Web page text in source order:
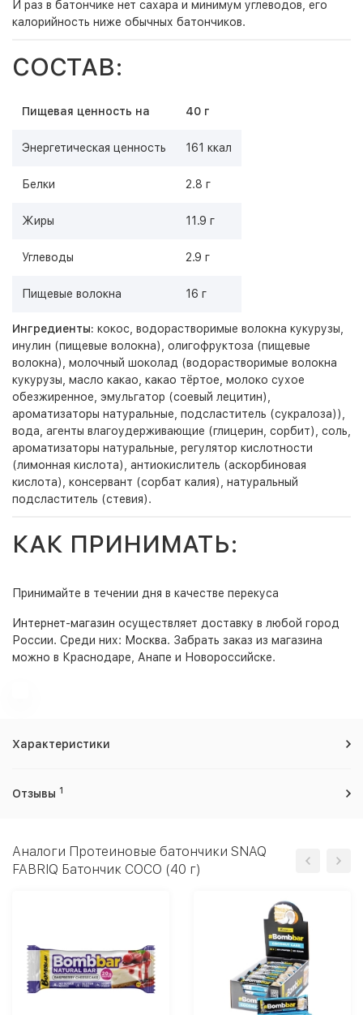
И раз в батончике нет сахара и минимум углеводов, его
калорийность ниже обычных батончиков.
СОСТАВ:
Пищевая ценность на 40 г
Энергетическая ценность 161 ккал
Белки 2.8 г
Жиры 11.9 г
Углеводы 2.9 г
Пищевые волокна 16 г
Ингредиенты: кокос, водорастворимые волокна кукурузы,
инулин (пищевые волокна), олигофруктоза (пищевые
волокна), молочный шоколад (водорастворимые волокна
кукурузы, масло какао, какао тёртое, молоко сухое
обезжиренное, эмульгатор (соевый лецитин),
ароматизаторы натуральные, подсластитель (сукралоза)),
вода, агенты влагоудерживающие (глицерин, сорбит), соль,
ароматизаторы натуральные, регулятор кислотности
(лимонная кислота), антиокислитель (аскорбиновая
кислота), консервант (сорбат калия), натуральный
подсластитель (стевия).
КАК ПРИНИМАТЬ:
Принимайте в течении дня в качестве перекуса
Интернет-магазин осуществляет доставку в любой город
России. Среди них: Москва. Забрать заказ из магазина
можно в Краснодаре, Анапе и Новороссийске.
Характеристики
Отзывы 1
Аналоги Протеиновые батончики SNAQ
FABRIQ Батончик COCO (40 г)